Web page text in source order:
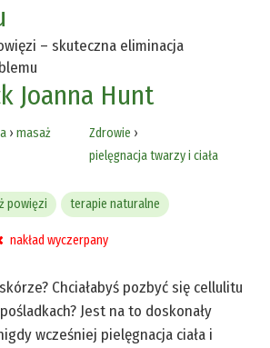
– skuteczna eliminacja
Joanna Hunt
› masaż Zdrowie ›
pielęgnacja twarzy i ciała
powięzi terapie naturalne
nakład wyczerpany
Chciałabyś pozbyć się cellulitu
Jest na to doskonały
wcześniej pielęgnacja ciała i